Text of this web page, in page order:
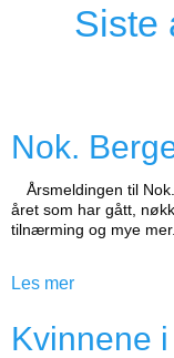
Siste
Nok.
Årsmeldingen til
året som har gått,
tilnærming og mye mer.
Les mer
Kvinnene